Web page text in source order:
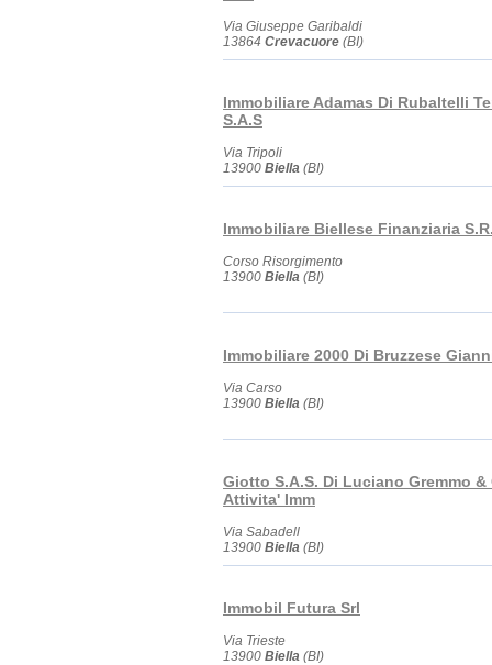
Via Giuseppe Garibaldi
13864 Crevacuore (BI)
Immobiliare Adamas Di Rubaltelli
S.A.S
Via Tripoli
13900 Biella (BI)
Immobiliare Biellese Finanziaria
Corso Risorgimento
13900 Biella (BI)
Immobiliare 2000 Di Bruzzese
Via Carso
13900 Biella (BI)
Giotto S.A.S. Di Luciano Gremmo &
Attivita' Imm
Via Sabadell
13900 Biella (BI)
Immobil Futura Srl
Via Trieste
13900 Biella (BI)